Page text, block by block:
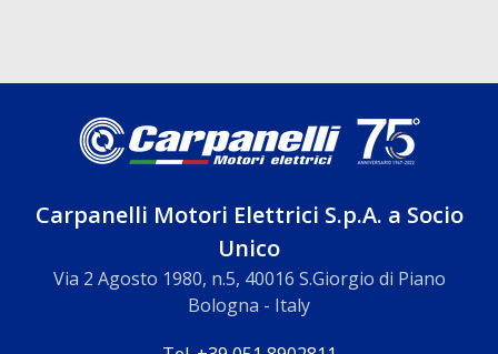
Carpanelli Motori Elettrici S.p.A. a Socio
Unico
Via 2 Agosto 1980, n.5, 40016 S.Giorgio di Piano
Bologna - Italy